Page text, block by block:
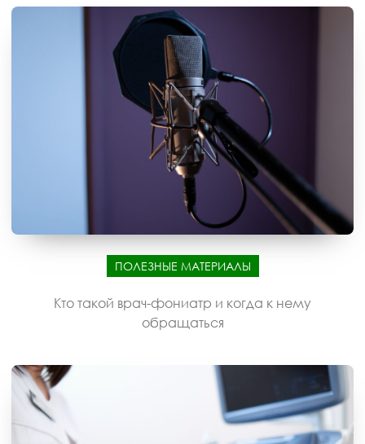
ПОЛЕЗНЫЕ МАТЕРИАЛЫ
Кто такой врач-фониатр и когда к нему
обращаться